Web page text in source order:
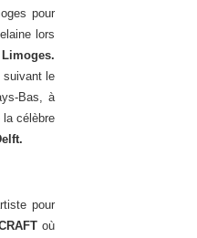
pour
lors
suivant le
Bas, à
la célèbre
pour
où